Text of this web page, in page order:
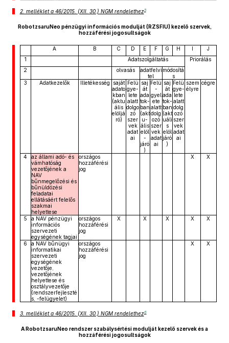
2. melléklet a 46/2015. (XII. 30.) NGM rendelethez5
RobotzsaruNeo pénzügyi információs modulját (RZSFIU) kezelő szervek,
hozzáférési jogosultságok
A B C D E F G H I
J
1
Adatszolgáltatás
Priorálás
2
olvasás
adatfelvi
tel
módosítá
s
3
Adatkezelők Illetékesség
saját
adato
kban
(aktu
ális
elöljá
ró)
Felü
gye-
lete
alatt
dolgo
zó
szer
vek
adat
ai
saj
át
ada
tok-
ban
(akt
u-
ális
elöl
-
járó
)
Felü
-
gyel
ete
alatt
dolg
ozó
szer
vek
adat
ai
saj
át
ada
tok-
ban
(akt
uáli
s
elöl
járó
)
Felü
gye-
lete
alatt
dolg
ozó
szer
vek
adat
ai
szem
élyre
cégre
4
az állami adó- és
vámhatóság
vezetőjének a
NAV
bűnmegelőzési és
bűnüldözési
feladatai
ellátásáért felelős
szakmai
helyettese
országos
hozzáférési
jog
X X
5
a NAV pénzügyi
információs
szervezeti
egységének tagjai
országos
hozzáférési
jog
X X X X X
6
a NAV bűnügyi
informatikai
szervezeti
egységének
vezetője,
vezetőjének
helyettese és
osztályvezetője
(rendszerfejleszté
s, -felügyelet)
országos
hozzáférési
jog
X X
3. melléklet a 46/2015. (XII. 30.) NGM rendelethez6
A RobotzsaruNeo rendszer szabálysértési modulját kezelő szervek és a
hozzáférési jogosultságok